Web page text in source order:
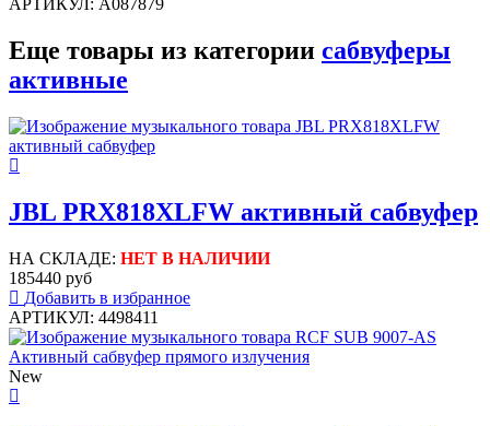
АРТИКУЛ: A087879
Еще товары из категории сабвуферы
активные
JBL PRX818XLFW активный сабвуфер
НА СКЛАДЕ: НЕТ В НАЛИЧИИ
185440 руб
Добавить в избранное
АРТИКУЛ: 4498411
New